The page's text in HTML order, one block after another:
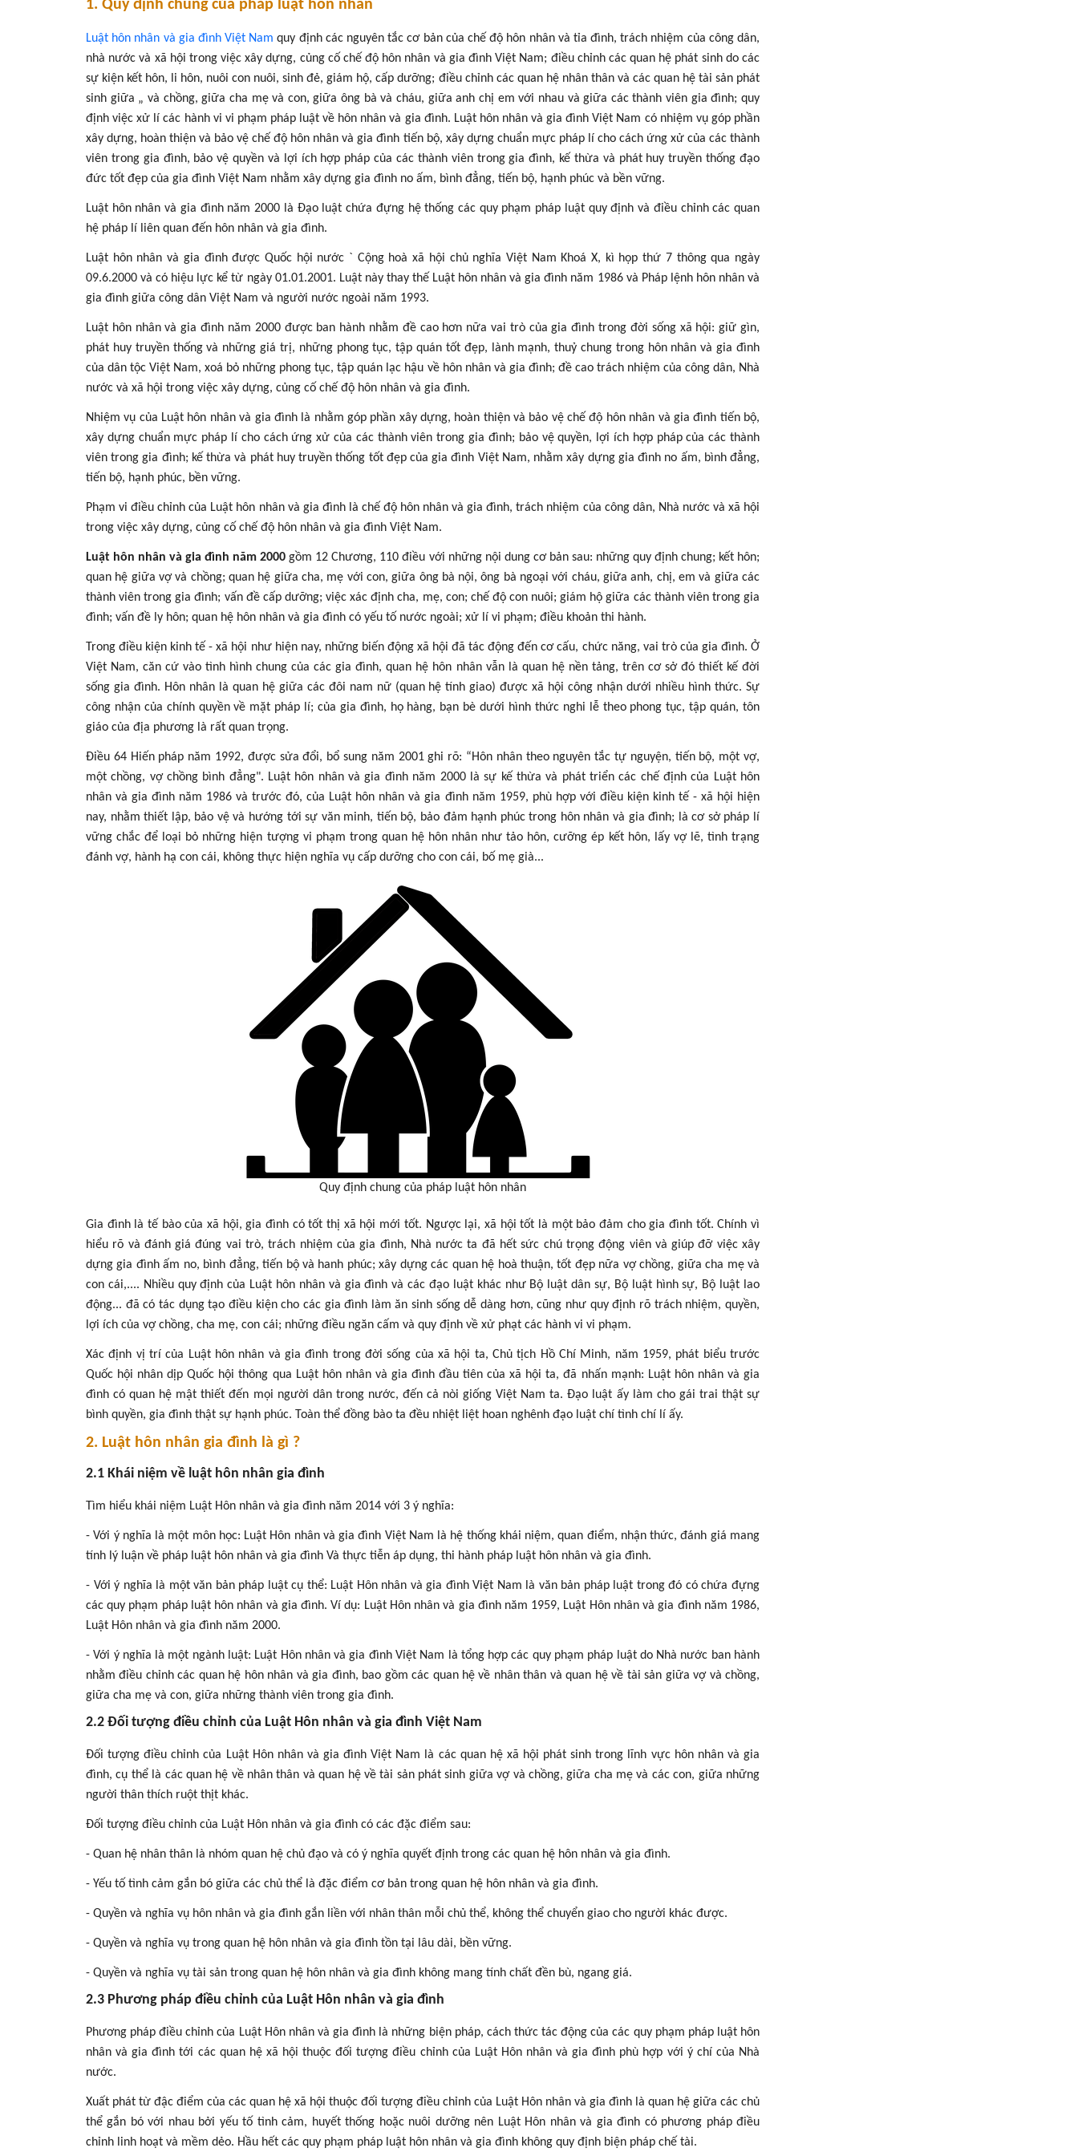
1. Quy định chung của pháp luật hôn nhân
Luật hôn nhân và gia đình Việt Nam quy định các nguyên tắc cơ bản của chế độ hôn nhân và tỉa đình, trách nhiệm của công dân,
nhà nước và xã hội trong việc xây dựng, củng cố chế độ hôn nhân và gia đình Việt Nam; điều chỉnh các quan hệ phát sinh do các
sự kiện kết hôn, li hôn, nuôi con nuôi, sinh đẻ, giám hộ, cấp dưỡng; điều chỉnh các quan hệ nhân thân và các quan hệ tài sản phát
sinh giữa „ và chồng, giữa cha mẹ và con, giữa ông bà và cháu, giữa anh chị em với nhau và giữa các thành viên gia đình; quy
định việc xử lí các hành vi vi phạm pháp luật về hôn nhân và gia đình. Luật hôn nhân và gia đình Việt Nam có nhiệm vụ góp phần
xây dựng, hoàn thiện và bảo vệ chế độ hôn nhân và gia đình tiến bộ, xây dựng chuẩn mực pháp lí cho cách ứng xử của các thành
viên trong gia đình, bảo vệ quyền và lợi ích hợp pháp của các thành viên trong gia đình, kế thừa và phát huy truyền thống đạo
đức tốt đẹp của gia đình Việt Nam nhằm xây dựng gia đình no ấm, bình đẳng, tiến bộ, hạnh phúc và bền vững.
Luật hôn nhân và gia đình năm 2000 là Đạo luật chứa đựng hệ thống các quy phạm pháp luật quy định và điều chỉnh các quan
hệ pháp lí liên quan đến hôn nhân và gia đình.
Luật hôn nhân và gia đình được Quốc hội nước ` Cộng hoà xã hội chủ nghĩa Việt Nam Khoá X, kì họp thứ 7 thông qua ngày
09.6.2000 và có hiệu lực kể từ ngày 01.01.2001. Luật này thay thế Luật hôn nhân và gia đình năm 1986 và Pháp lệnh hôn nhân và
gia đình giữa công dân Việt Nam và người nước ngoài năm 1993.
Luật hôn nhân và gia đình năm 2000 được ban hành nhằm đề cao hơn nữa vai trò của gia đình trong đời sống xã hội: giữ gìn,
phát huy truyền thống và những giá trị, những phong tục, tập quán tốt đẹp, lành mạnh, thuỷ chung trong hôn nhân và gia đình
của dân tộc Việt Nam, xoá bỏ những phong tục, tập quán lạc hậu về hôn nhân và gia đình; đề cao trách nhiệm của công dân, Nhà
nước và xã hội trong việc xây dựng, củng cố chế độ hôn nhân và gia đình.
Nhiệm vụ của Luật hôn nhân và gia đình là nhằm góp phần xây dựng, hoàn thiện và bảo vệ chế độ hôn nhân và gia đình tiến bộ,
xây dựng chuẩn mực pháp lí cho cách ứng xử của các thành viên trong gia đình; bảo vệ quyền, lợi ích hợp pháp của các thành
viên trong gia đình; kế thừa và phát huy truyền thống tốt đẹp của gia đình Việt Nam, nhằm xây dựng gia đình no ấm, bình đẳng,
tiến bộ, hạnh phúc, bền vững.
Phạm vi điều chỉnh của Luật hôn nhân và gia đình là chế độ hôn nhân và gia đình, trách nhiệm của công dân, Nhà nước và xã hội
trong việc xây dựng, củng cố chế độ hôn nhân và gia đình Việt Nam.
Luật hôn nhân và gia đình năm 2000 gồm 12 Chương, 110 điều với những nội dung cơ bản sau: những quy định chung; kết hôn;
quan hệ giữa vợ và chồng; quan hệ giữa cha, mẹ với con, giữa ông bà nội, ông bà ngoại với cháu, giữa anh, chị, em và giữa các
thành viên trong gia đình; vấn đề cấp dưỡng; việc xác định cha, mẹ, con; chế độ con nuôi; giám hộ giữa các thành viên trong gia
đình; vấn đề ly hôn; quan hệ hôn nhân và gia đình có yếu tố nước ngoài; xử lí vi phạm; điều khoản thi hành.
Trong điều kiện kinh tế - xã hội như hiện nay, những biến động xã hội đã tác động đến cơ cấu, chức năng, vai trò của gia đình. Ở
Việt Nam, căn cứ vào tình hình chung của các gia đình, quan hệ hôn nhân vẫn là quan hệ nền tảng, trên cơ sở đó thiết kế đời
sống gia đình. Hôn nhân là quan hệ giữa các đôi nam nữ (quan hệ tính giao) được xã hội công nhận dưới nhiều hình thức. Sự
công nhận của chính quyền về mặt pháp lí; của gia đình, họ hàng, bạn bè dưới hình thức nghi lễ theo phong tục, tập quán, tôn
giáo của địa phương là rất quan trọng.
Điều 64 Hiến pháp năm 1992, được sửa đổi, bổ sung năm 2001 ghi rõ: “Hôn nhân theo nguyên tắc tự nguyện, tiến bộ, một vợ,
một chồng, vợ chồng bình đẳng". Luật hôn nhân và gia đình năm 2000 là sự kế thừa và phát triển các chế định của Luật hôn
nhân và gia đình năm 1986 và trước đó, của Luật hôn nhân và gia đình năm 1959, phù hợp với điều kiện kinh tế - xã hội hiện
nay, nhằm thiết lập, bảo vệ và hướng tới sự văn minh, tiến bộ, bảo đảm hạnh phúc trong hôn nhân và gia đình; là cơ sở pháp lí
vững chắc để loại bỏ những hiện tượng vi phạm trong quan hệ hôn nhân như tảo hôn, cưỡng ép kết hôn, lấy vợ lẽ, tình trạng
đánh vợ, hành hạ con cái, không thực hiện nghĩa vụ cấp dưỡng cho con cái, bố mẹ già...
Quy định chung của pháp luật hôn nhân
Gia đình là tế bào của xã hội, gia đình có tốt thị xã hội mới tốt. Ngược lại, xã hội tốt là một bảo đảm cho gia đình tốt. Chính vì
hiểu rõ và đánh giá đúng vai trò, trách nhiệm của gia đình, Nhà nước ta đã hết sức chú trọng động viên và giúp đỡ việc xây
dựng gia đình ấm no, bình đẳng, tiến bộ và hanh phúc; xây dựng các quan hệ hoà thuận, tốt đẹp nữa vợ chồng, giữa cha mẹ và
con cái,.... Nhiều quy định của Luật hôn nhân và gia đình và các đạo luật khác như Bộ luật dân sự, Bộ luật hình sự, Bộ luật lao
động... đã có tác dụng tạo điều kiện cho các gia đình làm ăn sinh sống dễ dàng hơn, cũng như quy định rõ trách nhiệm, quyền,
lợi ích của vợ chồng, cha mẹ, con cái; những điều ngăn cấm và quy định về xử phạt các hành vi vi phạm.
Xác định vị trí của Luật hôn nhân và gia đình trong đời sống của xã hội ta, Chủ tịch Hồ Chí Minh, năm 1959, phát biểu trước
Quốc hội nhân dịp Quốc hội thông qua Luật hôn nhân và gia đình đầu tiên của xã hội ta, đã nhấn mạnh: Luật hôn nhân và gia
đình có quan hệ mật thiết đến mọi người dân trong nước, đến cả nòi giống Việt Nam ta. Đạo luật ấy làm cho gái trai thật sự
bình quyền, gia đình thật sự hạnh phúc. Toàn thể đồng bào ta đều nhiệt liệt hoan nghênh đạo luật chí tình chí lí ấy.
2. Luật hôn nhân gia đình là gì ?
2.1 Khái niệm về luật hôn nhân gia đình
Tìm hiểu khái niệm Luật Hôn nhân và gia đình năm 2014 với 3 ý nghĩa:
- Với ý nghĩa là một môn học: Luật Hôn nhân và gia đình Việt Nam là hệ thống khái niệm, quan điểm, nhận thức, đánh giá mang
tính lý luận về pháp luật hôn nhân và gia đình Và thực tiễn áp dụng, thi hành pháp luật hôn nhân và gia đình.
- Với ý nghĩa là một văn bản pháp luật cụ thể: Luật Hôn nhân và gia đình Việt Nam là văn bản pháp luật trong đó có chứa đựng
các quy phạm pháp luật hôn nhân và gia đình. Ví dụ: Luật Hôn nhân và gia đình năm 1959, Luật Hôn nhân và gia đình năm 1986,
Luật Hôn nhân và gia đình năm 2000.
- Với ý nghĩa là một ngành luật: Luật Hôn nhân và gia đình Việt Nam là tổng hợp các quy phạm pháp luật do Nhà nước ban hành
nhằm điều chỉnh các quan hệ hôn nhân và gia đình, bao gồm các quan hệ về nhân thân và quan hệ về tài sản giữa vợ và chồng,
giữa cha mẹ và con, giữa những thành viên trong gia đình.
2.2 Đối tượng điều chỉnh của Luật Hôn nhân và gia đình Việt Nam
Đối tượng điều chỉnh của Luật Hôn nhân và gia đình Việt Nam là các quan hệ xã hội phát sinh trong lĩnh vực hôn nhân và gia
đình, cụ thể là các quan hệ về nhân thân và quan hệ về tài sản phát sinh giữa vợ và chồng, giữa cha mẹ và các con, giữa những
người thân thích ruột thịt khác.
Đối tượng điều chỉnh của Luật Hôn nhân và gia đình có các đặc điểm sau:
- Quan hệ nhân thân là nhóm quan hệ chủ đạo và có ý nghĩa quyết định trong các quan hệ hôn nhân và gia đình.
- Yếu tố tình cảm gắn bó giữa các chủ thể là đặc điểm cơ bản trong quan hệ hôn nhân và gia đình.
- Quyền và nghĩa vụ hôn nhân và gia đình gắn liền với nhân thân mỗi chủ thể, không thể chuyển giao cho người khác được.
- Quyền và nghĩa vụ trong quan hệ hôn nhân và gia đình tồn tại lâu dài, bền vững.
- Quyền và nghĩa vụ tài sản trong quan hệ hôn nhân và gia đình không mang tính chất đền bù, ngang giá.
2.3 Phương pháp điều chỉnh của Luật Hôn nhân và gia đình
Phương pháp điều chỉnh của Luật Hôn nhân và gia đình là những biện pháp, cách thức tác động của các quy phạm pháp luật hôn
nhân và gia đình tới các quan hệ xã hội thuộc đối tượng điều chỉnh của Luật Hôn nhân và gia đình phù hợp với ý chí của Nhà
nước.
Xuất phát từ đậc điểm của các quan hệ xã hội thuộc đối tượng điều chỉnh của Luật Hôn nhân và gia đình là quan hệ giữa các chủ
thể gắn bó với nhau bởi yếu tố tình cảm, huyết thống hoặc nuôi dưỡng nên Luật Hôn nhân và gia đình có phương pháp điều
chỉnh linh hoạt và mềm dẻo. Hầu hết các quy phạm pháp luật hôn nhân và gia đình không quy định biện pháp chế tài.